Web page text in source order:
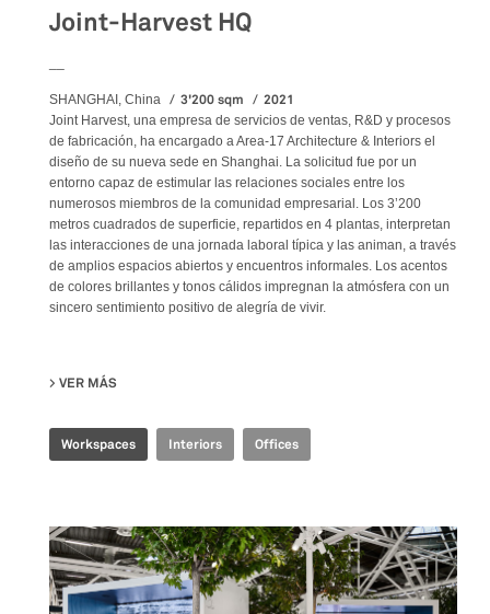
Joint-Harvest HQ
SHANGHAI, China 3'200 sqm 2021
Joint Harvest, una empresa de servicios de ventas, R&D y procesos
de fabricación, ha encargado a Area-17 Architecture & Interiors el
diseño de su nueva sede en Shanghai. La solicitud fue por un
entorno capaz de estimular las relaciones sociales entre los
numerosos miembros de la comunidad empresarial. Los 3’200
metros cuadrados de superficie, repartidos en 4 plantas, interpretan
las interacciones de una jornada laboral típica y las animan, a través
de amplios espacios abiertos y encuentros informales. Los acentos
de colores brillantes y tonos cálidos impregnan la atmósfera con un
sincero sentimiento positivo de alegría de vivir.
VER MÁS
Workspaces Interiors Offices